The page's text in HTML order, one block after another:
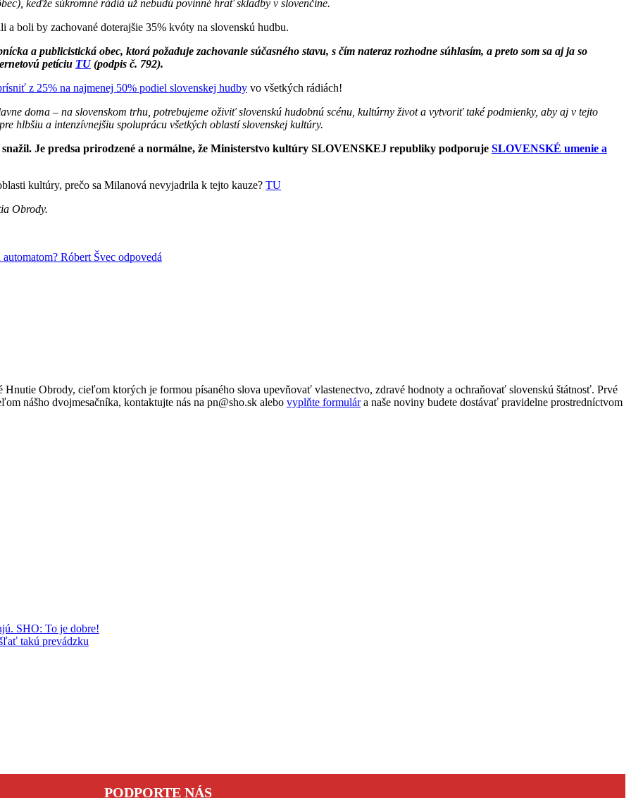
keďže súkromné rádiá už nebudú povinné hrať skladby v slovenčine.
boli by zachované doterajšie 35% kvóty na slovenskú hudbu.
a publicistická obec, ktorá požaduje zachovanie súčasného stavu, s čím nateraz rozhodne súhlasím, a preto som sa aj ja so
petíciu TU(podpis č. 792).
z 25% na najmenej 50% podiel slovenskej hudby vo všetkých rádiách!
doma – na slovenskom trhu, potrebujeme oživiť slovenskú hudobnú scénu, kultúrny život a vytvoriť také podmienky, aby aj v tejto
hlbšiu a intenzívnejšiu spoluprácu všetkých oblastí slovenskej kultúry.
Je predsa prirodzené a normálne, že Ministerstvo kultúry SLOVENSKEJ republiky podporuje SLOVENSKÉ umenie a
kultúry, prečo sa Milanová nevyjadrila k tejto kauze? TU
Obrody.
Róbert Švec odpovedá
Obrody, cieľom ktorých je formou písaného slova upevňovať vlastenectvo, zdravé hodnoty a ochraňovať slovenskú štátnosť. Prvé
nášho dvojmesačníka, kontaktujte nás na pn@sho.sk alebo vyplňte formulára naše noviny budete dostávať pravidelne prostredníctvom
SHO: To je dobre!
takú prevádzku
PODPORTE NÁS